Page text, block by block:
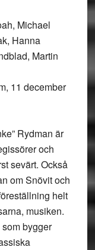
Michael
Hanna
Martin
11 december
Rydman är
och
sevärt. Också
om Snövit och
helt
musiken.
bygger